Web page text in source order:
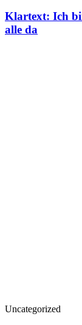
Klartext: Ich
alle da
Uncategorized